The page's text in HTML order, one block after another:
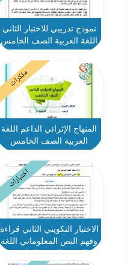
نموذج تدريبي للاختبار الثاني
اللغة العربية الصف الخامس
مذكرات
المنهاج الإثرائي الداعم اللغة
العربية الصف الخامس
اختبارات
الاختبار التكويني الثاني قراءة
وفهم النص المعلوماتي اللغة